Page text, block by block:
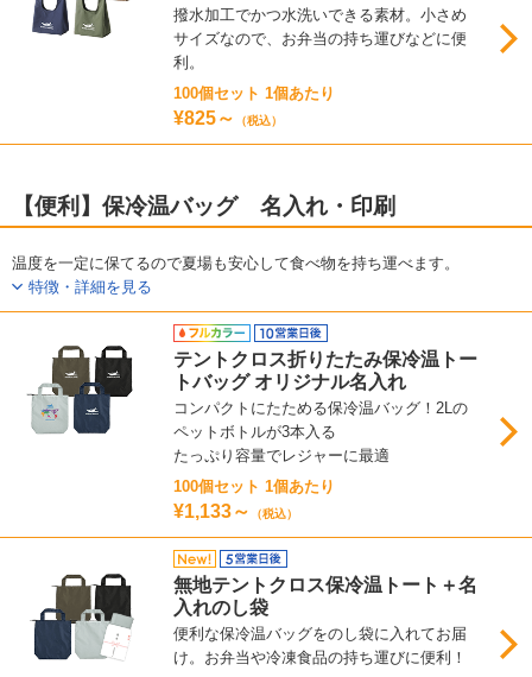
撥水加工でかつ水洗いできる素材。小さめ
サイズなので、お弁当の持ち運びなどに便
利。
100個セット 1個あたり
¥825～ （税込）
【便利】保冷温バッグ 名入れ・印刷
温度を一定に保てるので夏場も安心して食べ物を持ち運べます。
特徴・詳細を見る
テントクロス折りたたみ保冷温トー
トバッグ オリジナル名入れ
コンパクトにたためる保冷温バッグ！2Lの
ペットボトルが3本入る
たっぷり容量でレジャーに最適
100個セット 1個あたり
¥1,133～ （税込）
無地テントクロス保冷温トート＋名
入れのし袋
便利な保冷温バッグをのし袋に入れてお届
け。お弁当や冷凍食品の持ち運びに便利！